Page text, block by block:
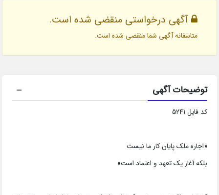
آگهی درخواستی منقضی شده است.
متاسفانه آگهی شما منقضی شده است.
توضیحات آگهی
کد فایل 5241
«اجاره ملک پایان کار ما نیست
بلکه آغاز یک تعهد و اعتماد است»